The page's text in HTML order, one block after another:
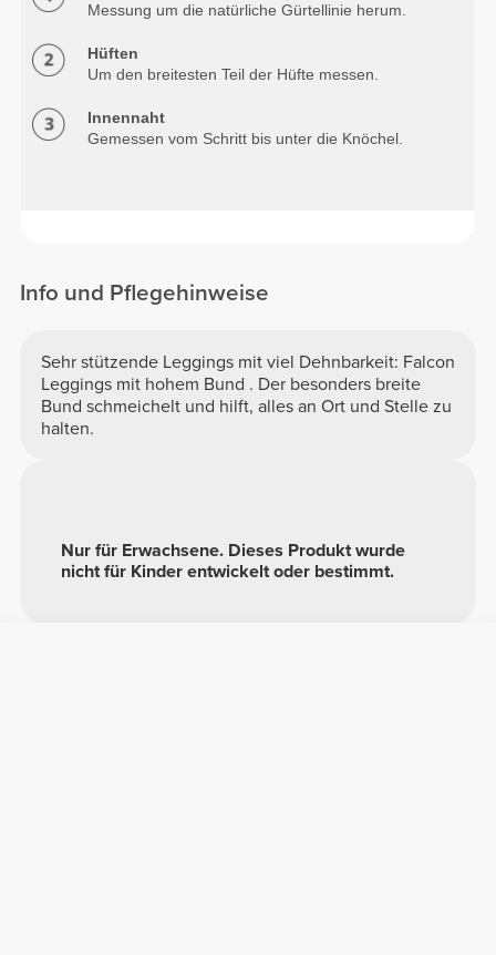
Messung um die natürliche Gürtellinie herum.
Hüften
Um den breitesten Teil der Hüfte messen.
Innennaht
Gemessen vom Schritt bis unter die Knöchel.
Info und Pflegehinweise
Sehr stützende Leggings mit viel Dehnbarkeit: Falcon
Leggings mit hohem Bund . Der besonders breite
Bund schmeichelt und hilft, alles an Ort und Stelle zu
halten.
Nur für Erwachsene. Dieses Produkt wurde
nicht für Kinder entwickelt oder bestimmt.